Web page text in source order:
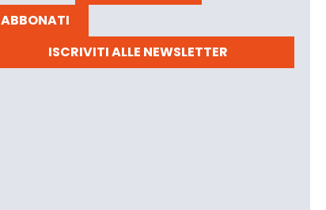
ABBONATI
ISCRIVITI ALLE NEWSLETTER